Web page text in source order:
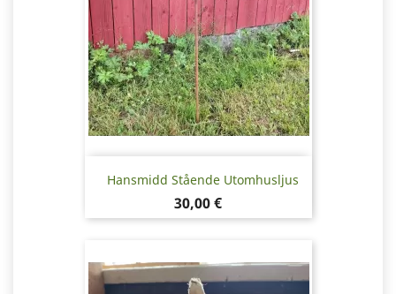
Hansmidd Stående Utomhusljus
Pris
30,00 €